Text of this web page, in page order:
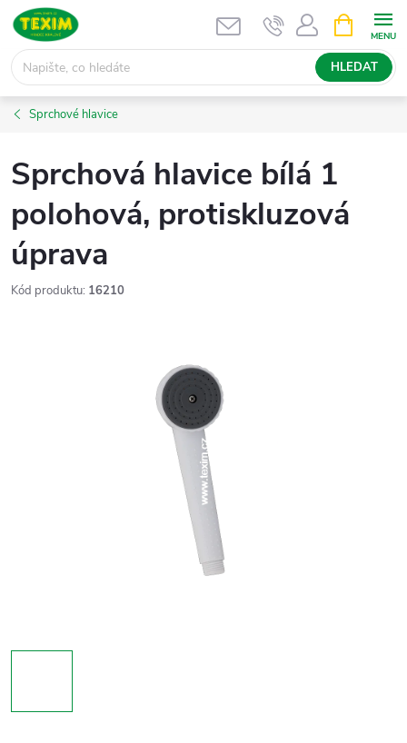
Přejít
obsah
HLEDAT
NÁKUPNÍ
KOŠÍK
Sprchové hlavice
Sprchová hlavice bílá 1
polohová, protiskluzová
úprava
Kód produktu: 16210